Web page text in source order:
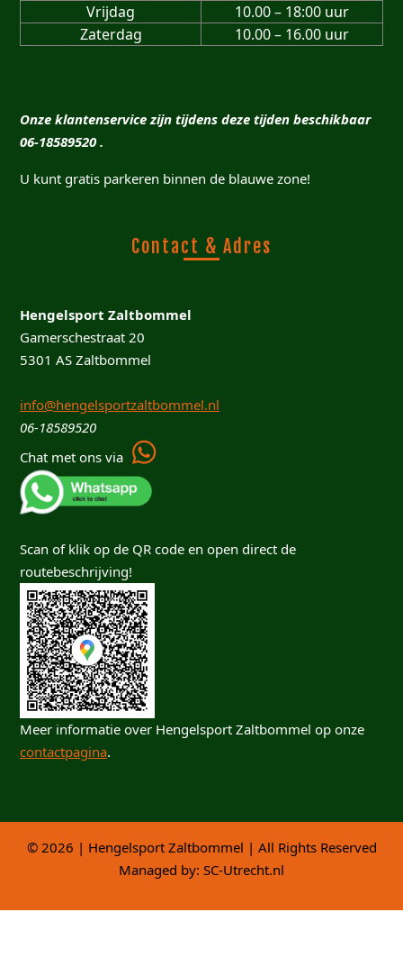
Vrijdag
10.00 – 18:00 uur
Zaterdag
10.00 – 16.00 uur
Onze klantenservice zijn tijdens deze tijden beschikbaar
06-18589520 .
U kunt gratis parkeren binnen de blauwe zone!
Contact & Adres
Hengelsport Zaltbommel
Gamerschestraat 20
5301 AS Zaltbommel
info@hengelsportzaltbommel.nl
06-18589520
Chat met ons via
Scan of klik op de QR code en open direct de
routebeschrijving!
Meer informatie over Hengelsport Zaltbommel op onze
contactpagina.
© 2026 | Hengelsport Zaltbommel | All Rights Reserved
Managed by: SC-Utrecht.nl